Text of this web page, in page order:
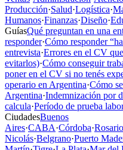
Producción·Salud·Logística·
Humanos·Finanzas·Diseño·
GuíasQué preguntan en una
responder·Cómo responder
entrevista·Errores en el CV
evitarlos)·Cómo conseguir
poner en el CV si no tenés
operario en Argentina·Cómo
Argentina·Indemnización por
calcula·Período de prueba
CiudadesBuenos
Aires·CABA·Córdoba·Rosario
Nicolás·Belgrano·Puerto